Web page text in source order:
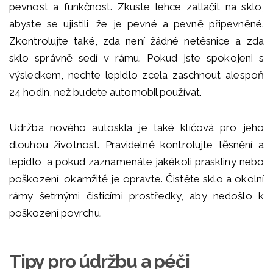
pevnost a funkčnost. Zkuste lehce zatlačit na sklo,
abyste se ujistili, že je pevné a pevně připevněné.
Zkontrolujte také, zda není žádné netěsnice a zda
sklo správně sedí v rámu. Pokud jste spokojeni s
výsledkem, nechte lepidlo zcela zaschnout alespoň
24 hodin, než budete automobil používat.
Udržba nového autoskla je také klíčová pro jeho
dlouhou životnost. Pravidelně kontrolujte těsnění a
lepidlo, a pokud zaznamenáte jakékoli praskliny nebo
poškození, okamžitě je opravte. Čistěte sklo a okolní
rámy šetrnými čisticími prostředky, aby nedošlo k
poškození povrchu.
Tipy pro údržbu a péči